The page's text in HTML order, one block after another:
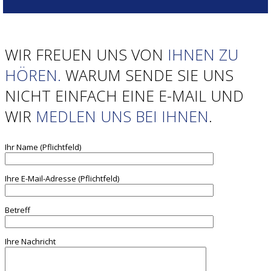
WIR FREUEN UNS VON IHNEN ZU
HÖREN. WARUM SENDE SIE UNS
NICHT EINFACH EINE E-MAIL UND
WIR MEDLEN UNS BEI IHNEN.
Ihr Name (Pflichtfeld)
Ihre E-Mail-Adresse (Pflichtfeld)
Betreff
Ihre Nachricht